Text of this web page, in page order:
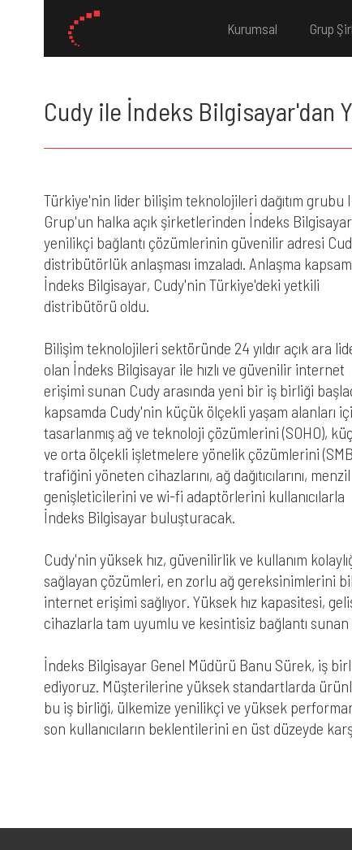
Kurumsal Grup
Cudy ile İndeks Bilgisayar'dan
Türkiye'nin lider bilişim teknolojileri dağıtım grubu
Grup'un halka açık şirketlerinden İndeks
yenilikçi bağlantı çözümlerinin güvenilir adresi
distribütörlük anlaşması imzaladı. Anlaşma
İndeks Bilgisayar, Cudy'nin Türkiye'deki yetkili
distribütörü oldu.
Bilişim teknolojileri sektöründe 24 yıldır açık ara
olan İndeks Bilgisayar ile hızlı ve güvenilir internet
erişimi sunan Cudy arasında yeni bir iş birliği
kapsamda Cudy'nin küçük ölçekli yaşam alanları
tasarlanmış ağ ve teknoloji çözümlerini (SOHO),
ve orta ölçekli işletmelere yönelik çözümlerini
trafiğini yöneten cihazlarını, ağ dağıtıcılarını, menzil
genişleticilerini ve wi-fi adaptörlerini kullanıcılarla
İndeks Bilgisayar buluşturacak.
Cudy'nin yüksek hız, güvenilirlik ve kullanım
sağlayan çözümleri, en zorlu ağ gereksinimlerini
internet erişimi sağlıyor. Yüksek hız kapasitesi,
cihazlarla tam uyumlu ve kesintisiz bağlantı
İndeks Bilgisayar Genel Müdürü Banu Sürek, iş
ediyoruz. Müşterilerine yüksek standartlarda
bu iş birliği, ülkemize yenilikçi ve yüksek
son kullanıcıların beklentilerini en üst düzeyde